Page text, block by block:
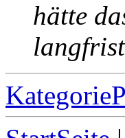
hätte